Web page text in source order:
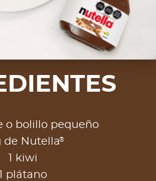
o bolillo pequeño
de Nutella®
1 kiwi
1 plátano